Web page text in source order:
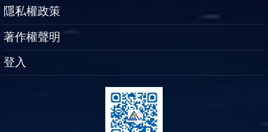
隱私權政策
著作權聲明
登入